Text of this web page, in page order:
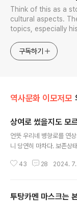
Think of this as a
cultural aspects.
topics, especially
approach will be to
generalized
구독하기
역사문화 이모저모
상여로 썼을지도 모
언뜻 우리네 병향로를 연
니 당연히 마차다. 보존상
원전 6세기 에트루리아 유
저걸 소장한 메트에서는
43 28 2024.
투탕카멘 마스크는